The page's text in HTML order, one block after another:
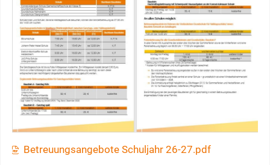
Betreuungsangebote Schuljahr 26-27.pdf